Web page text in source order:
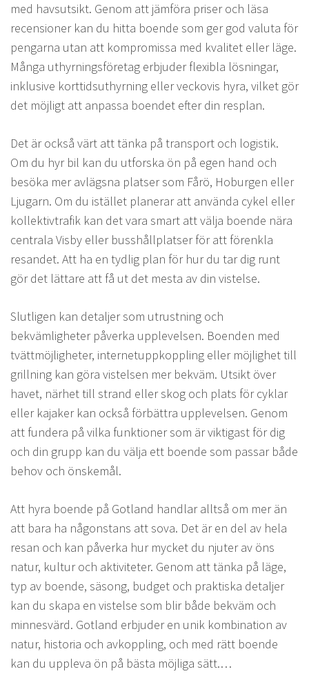
med havsutsikt. Genom att jämföra priser och läsa
recensioner kan du hitta boende som ger god valuta för
pengarna utan att kompromissa med kvalitet eller läge.
Många uthyrningsföretag erbjuder flexibla lösningar,
inklusive korttidsuthyrning eller veckovis hyra, vilket gör
det möjligt att anpassa boendet efter din resplan.
Det är också värt att tänka på transport och logistik.
Om du hyr bil kan du utforska ön på egen hand och
besöka mer avlägsna platser som Fårö, Hoburgen eller
Ljugarn. Om du istället planerar att använda cykel eller
kollektivtrafik kan det vara smart att välja boende nära
centrala Visby eller busshållplatser för att förenkla
resandet. Att ha en tydlig plan för hur du tar dig runt
gör det lättare att få ut det mesta av din vistelse.
Slutligen kan detaljer som utrustning och
bekvämligheter påverka upplevelsen. Boenden med
tvättmöjligheter, internetuppkoppling eller möjlighet till
grillning kan göra vistelsen mer bekväm. Utsikt över
havet, närhet till strand eller skog och plats för cyklar
eller kajaker kan också förbättra upplevelsen. Genom
att fundera på vilka funktioner som är viktigast för dig
och din grupp kan du välja ett boende som passar både
behov och önskemål.
Att hyra boende på Gotland handlar alltså om mer än
att bara ha någonstans att sova. Det är en del av hela
resan och kan påverka hur mycket du njuter av öns
natur, kultur och aktiviteter. Genom att tänka på läge,
typ av boende, säsong, budget och praktiska detaljer
kan du skapa en vistelse som blir både bekväm och
minnesvärd. Gotland erbjuder en unik kombination av
natur, historia och avkoppling, och med rätt boende
kan du uppleva ön på bästa möjliga sätt.…